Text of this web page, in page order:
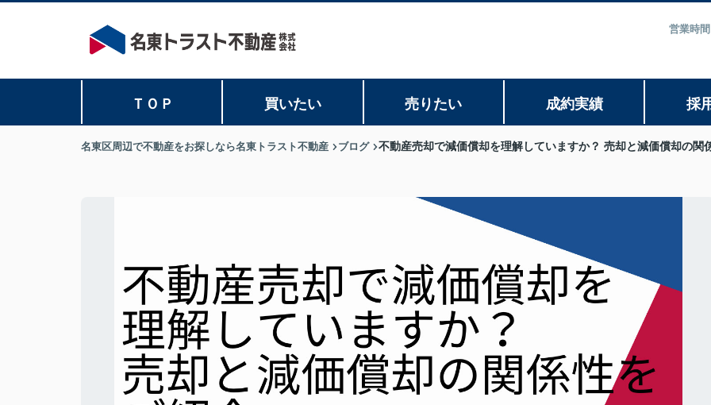
営業時
ＴＯＰ 買いたい 売りたい 成約実績 採
名東区周辺で不動産をお探しなら名東トラスト不動産 ブログ 不動産売却で減価償却を理解していますか？ 売却と減価償却の関